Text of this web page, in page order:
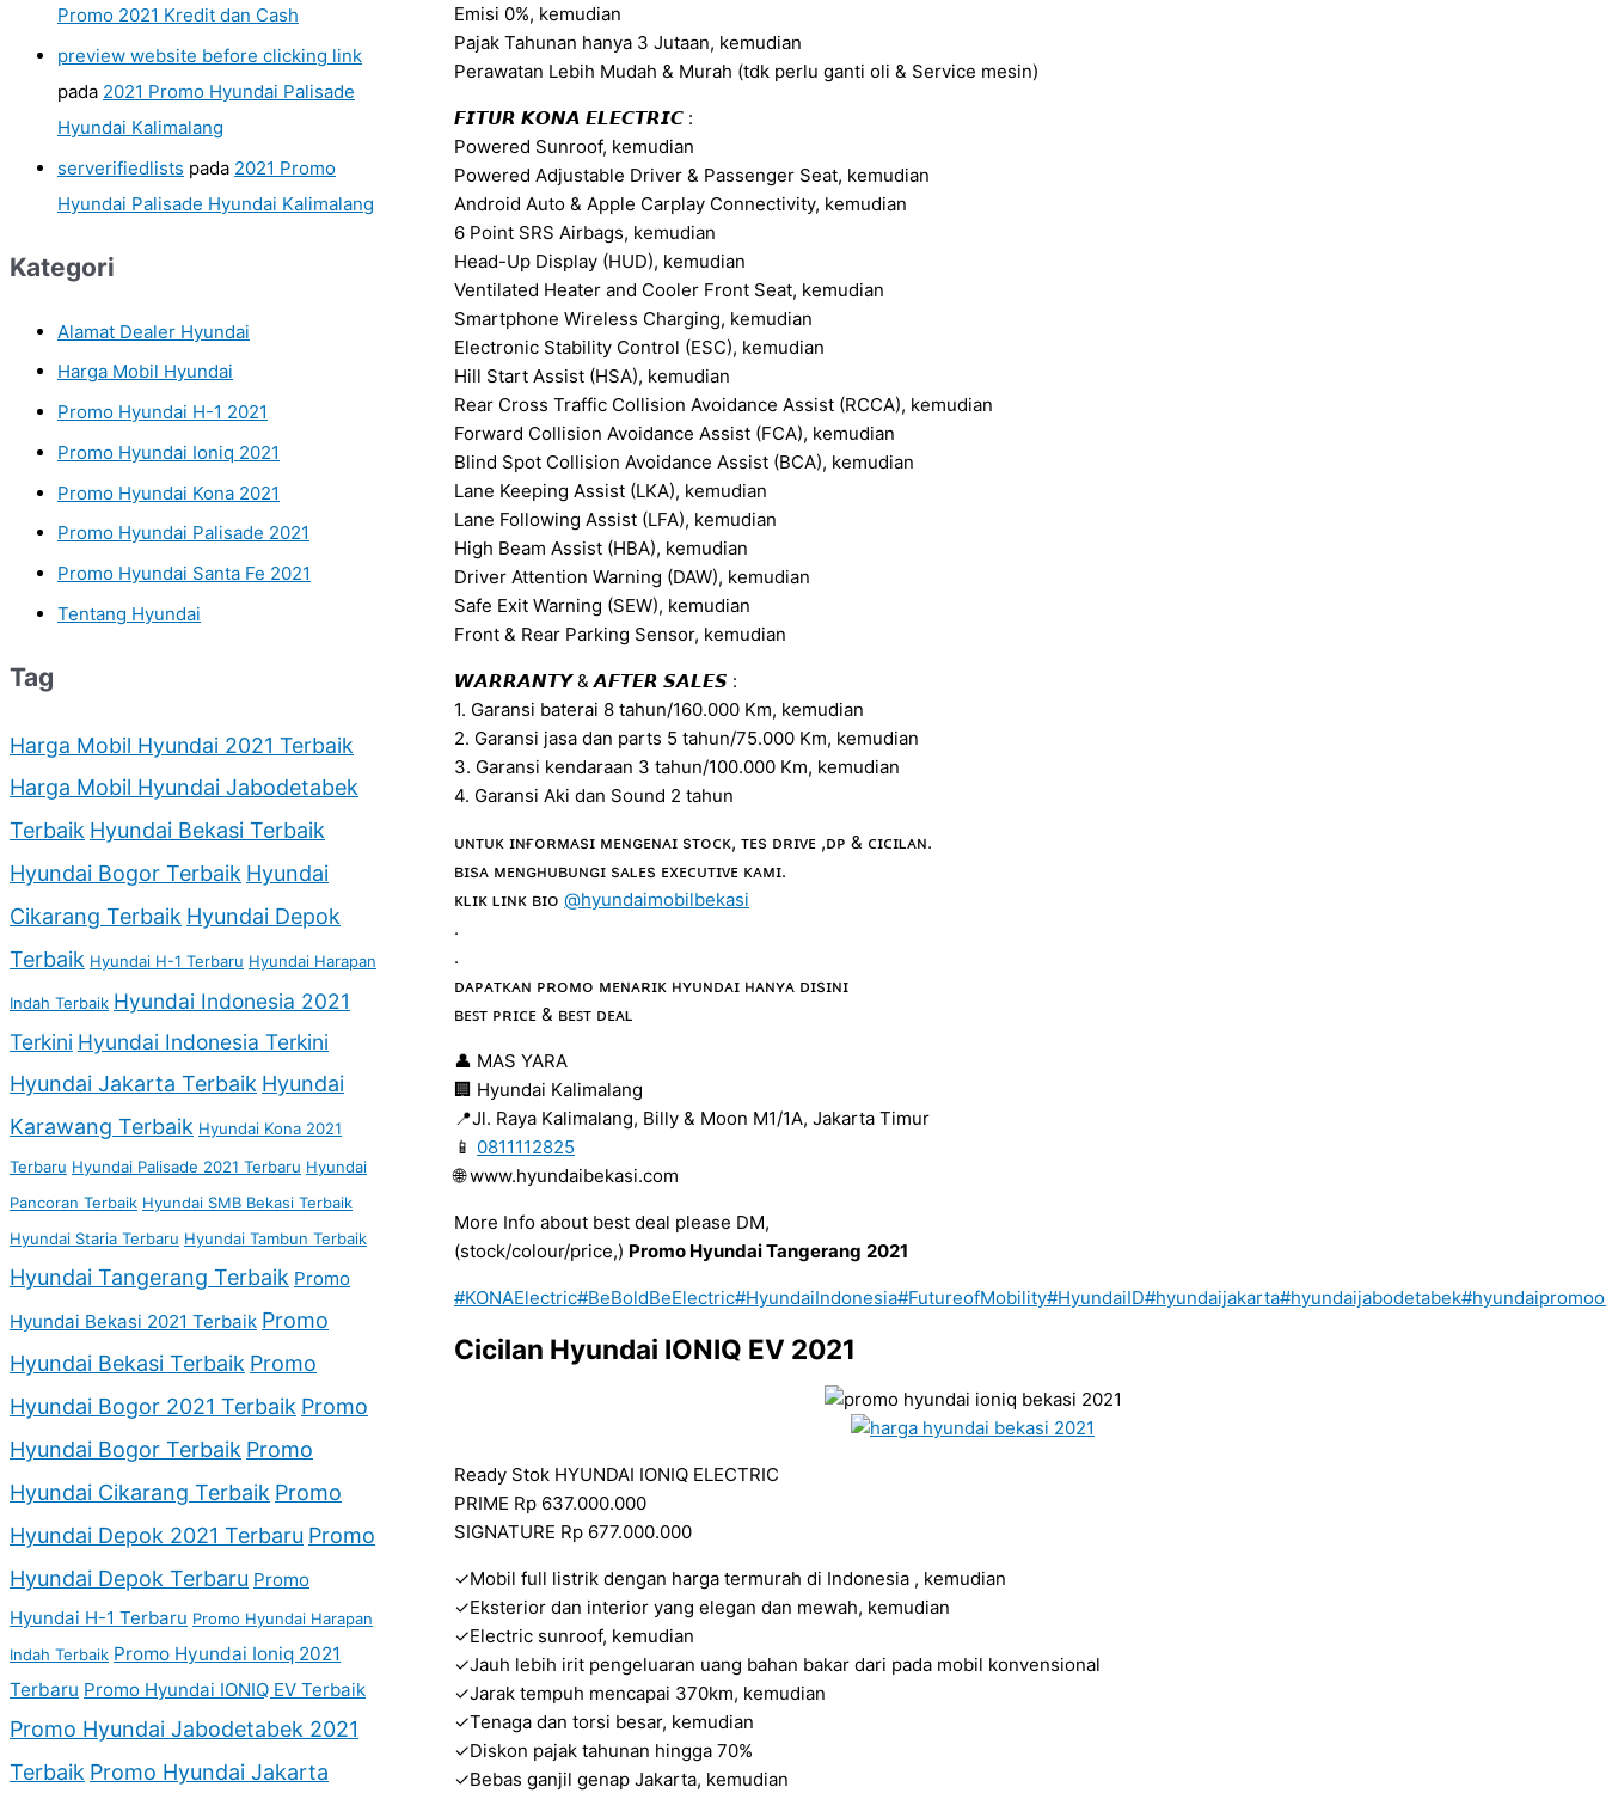
Promo 2021 Kredit dan Cash
preview website before clicking link
pada 2021 Promo Hyundai Palisade
Hyundai Kalimalang
serverifiedlists pada 2021 Promo
Hyundai Palisade Hyundai Kalimalang
Kategori
Alamat Dealer Hyundai
Harga Mobil Hyundai
Promo Hyundai H-1 2021
Promo Hyundai Ioniq 2021
Promo Hyundai Kona 2021
Promo Hyundai Palisade 2021
Promo Hyundai Santa Fe 2021
Tentang Hyundai
Tag
Harga Mobil Hyundai 2021 Terbaik
Harga Mobil Hyundai Jabodetabek
Terbaik Hyundai Bekasi Terbaik
Hyundai Bogor Terbaik Hyundai
Cikarang Terbaik Hyundai Depok
Terbaik Hyundai H-1 Terbaru Hyundai Harapan
Indah Terbaik Hyundai Indonesia 2021
Terkini Hyundai Indonesia Terkini
Hyundai Jakarta Terbaik Hyundai
Karawang Terbaik Hyundai Kona 2021
Terbaru Hyundai Palisade 2021 Terbaru Hyundai
Pancoran Terbaik Hyundai SMB Bekasi Terbaik
Hyundai Staria Terbaru Hyundai Tambun Terbaik
Hyundai Tangerang Terbaik Promo
Hyundai Bekasi 2021 Terbaik Promo
Hyundai Bekasi Terbaik Promo
Hyundai Bogor 2021 Terbaik Promo
Hyundai Bogor Terbaik Promo
Hyundai Cikarang Terbaik Promo
Hyundai Depok 2021 Terbaru Promo
Hyundai Depok Terbaru Promo
Hyundai H-1 Terbaru Promo Hyundai Harapan
Indah Terbaik Promo Hyundai Ioniq 2021
Terbaru Promo Hyundai IONIQ EV Terbaik
Promo Hyundai Jabodetabek 2021
Terbaik Promo Hyundai Jakarta
Emisi 0%, kemudian
Pajak Tahunan hanya 3 Jutaan, kemudian
Perawatan Lebih Mudah & Murah (tdk perlu ganti oli & Service mesin)
𝙁𝙄𝙏𝙐𝙍 𝙆𝙊𝙉𝘼 𝙀𝙇𝙀𝘾𝙏𝙍𝙄𝘾 :
Powered Sunroof, kemudian
Powered Adjustable Driver & Passenger Seat, kemudian
Android Auto & Apple Carplay Connectivity, kemudian
6 Point SRS Airbags, kemudian
Head-Up Display (HUD), kemudian
Ventilated Heater and Cooler Front Seat, kemudian
Smartphone Wireless Charging, kemudian
Electronic Stability Control (ESC), kemudian
Hill Start Assist (HSA), kemudian
Rear Cross Traffic Collision Avoidance Assist (RCCA), kemudian
Forward Collision Avoidance Assist (FCA), kemudian
Blind Spot Collision Avoidance Assist (BCA), kemudian
Lane Keeping Assist (LKA), kemudian
Lane Following Assist (LFA), kemudian
High Beam Assist (HBA), kemudian
Driver Attention Warning (DAW), kemudian
Safe Exit Warning (SEW), kemudian
Front & Rear Parking Sensor, kemudian
𝙒𝘼𝙍𝙍𝘼𝙉𝙏𝙔 & 𝘼𝙁𝙏𝙀𝙍 𝙎𝘼𝙇𝙀𝙎 :
1. Garansi baterai 8 tahun/160.000 Km, kemudian
2. Garansi jasa dan parts 5 tahun/75.000 Km, kemudian
3. Garansi kendaraan 3 tahun/100.000 Km, kemudian
4. Garansi Aki dan Sound 2 tahun
ᴜɴᴛᴜᴋ ɪɴғᴏʀᴍᴀsɪ ᴍᴇɴɢᴇɴᴀɪ sᴛᴏᴄᴋ, ᴛᴇs ᴅʀɪᴠᴇ ,ᴅᴘ & ᴄɪᴄɪʟᴀɴ.
ʙɪsᴀ ᴍᴇɴɢʜᴜʙᴜɴɢɪ sᴀʟᴇs ᴇxᴇᴄᴜᴛɪᴠᴇ ᴋᴀᴍɪ.
ᴋʟɪᴋ ʟɪɴᴋ ʙɪᴏ @hyundaimobilbekasi
.
.
ᴅᴀᴘᴀᴛᴋᴀɴ ᴘʀᴏᴍᴏ ᴍᴇɴᴀʀɪᴋ ʜʏᴜɴᴅᴀɪ ʜᴀɴʏᴀ ᴅɪsɪɴɪ
ʙᴇꜱᴛ ᴘʀɪᴄᴇ & ʙᴇꜱᴛ ᴅᴇᴀʟ
👤 MAS YARA
🏢 Hyundai Kalimalang
📍Jl. Raya Kalimalang, Billy & Moon M1/1A, Jakarta Timur
📱 0811112825
🌐 www.hyundaibekasi.com
More Info about best deal please DM,
(stock/colour/price,) Promo Hyundai Tangerang 2021
#KONAElectric#BeBoldBeElectric#HyundaiIndonesia#FutureofMobility#HyundaiID#hyundaijakarta#hyundaijabodetabek
Cicilan Hyundai IONIQ EV 2021
Ready Stok HYUNDAI IONIQ ELECTRIC
PRIME Rp 637.000.000
SIGNATURE Rp 677.000.000
✓Mobil full listrik dengan harga termurah di Indonesia , kemudian
✓Eksterior dan interior yang elegan dan mewah, kemudian
✓Electric sunroof, kemudian
✓Jauh lebih irit pengeluaran uang bahan bakar dari pada mobil konvensional
✓Jarak tempuh mencapai 370km, kemudian
✓Tenaga dan torsi besar, kemudian
✓Diskon pajak tahunan hingga 70%
✓Bebas ganjil genap Jakarta, kemudian